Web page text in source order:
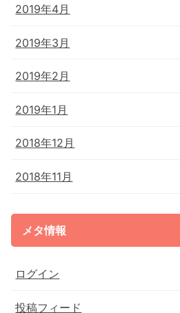
2019年4月
2019年3月
2019年2月
2019年1月
2018年12月
2018年11月
メタ情報
ログイン
投稿フィード